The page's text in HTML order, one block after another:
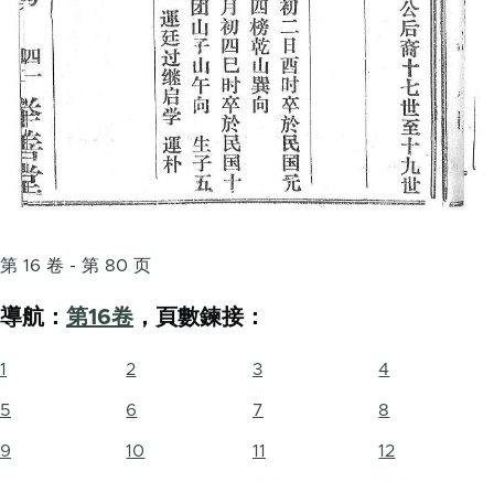
第 16 卷 - 第 80 页
導航： 第16卷 ，頁數鍊接：
1 2 3 4
5 6 7 8
9 10 11 12